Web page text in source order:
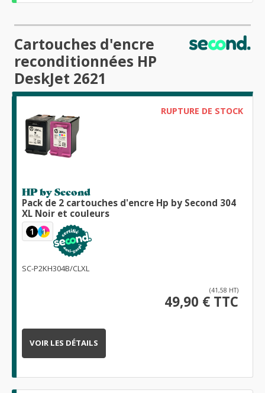
Cartouches d'encre
reconditionnées HP
DeskJet 2621
RUPTURE DE STOCK
HP by Second
Pack de 2 cartouches d'encre Hp by Second 304
XL Noir et couleurs
1 1
SC-P2KH304B/CLXL
(41,58 HT)
49,90 € TTC
VOIR LES DÉTAILS